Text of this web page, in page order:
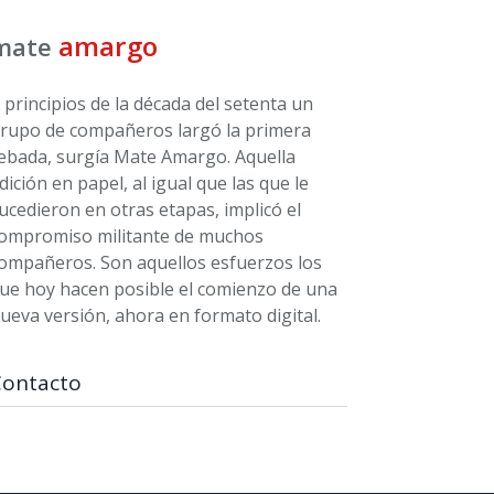
amargo
principios de la década del setenta un
de compañeros largó la primera
surgía Mate Amargo. Aquella
en papel, al igual que las que le
en otras etapas, implicó el
militante de muchos
Son aquellos esfuerzos los
hoy hacen posible el comienzo de una
versión, ahora en formato digital.